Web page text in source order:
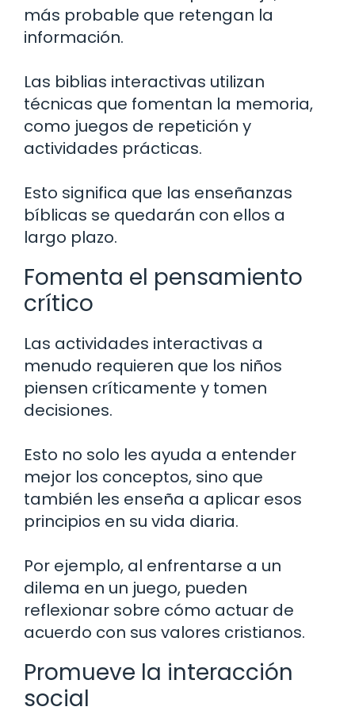
más probable que retengan la
información.
Las biblias interactivas utilizan
técnicas que fomentan la memoria,
como juegos de repetición y
actividades prácticas.
Esto significa que las enseñanzas
bíblicas se quedarán con ellos a
largo plazo.
Fomenta el pensamiento
crítico
Las actividades interactivas a
menudo requieren que los niños
piensen críticamente y tomen
decisiones.
Esto no solo les ayuda a entender
mejor los conceptos, sino que
también les enseña a aplicar esos
principios en su vida diaria.
Por ejemplo, al enfrentarse a un
dilema en un juego, pueden
reflexionar sobre cómo actuar de
acuerdo con sus valores cristianos.
Promueve la interacción
social